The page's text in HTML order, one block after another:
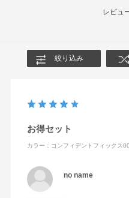
油・トコフェロール・ホホ
キシル・エタノール・リン
メチコン・タルク・メドウ
ン酸ポリグリセリル－2・
ン・合成フルオロフロゴパ
メチルシロキシエチルジメ
レビュ
絞り込み
お得セット
カラー：コンフィデントフィックス
no name